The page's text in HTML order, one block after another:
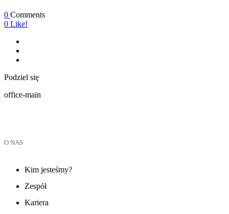
0 Comments
0 Like!
Podziel się
office-main
O NAS
Kim jesteśmy?
Zespół
Kariera